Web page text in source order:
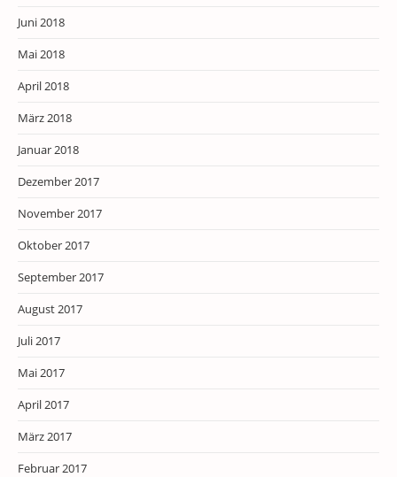
Juni 2018
Mai 2018
April 2018
März 2018
Januar 2018
Dezember 2017
November 2017
Oktober 2017
September 2017
August 2017
Juli 2017
Mai 2017
April 2017
März 2017
Februar 2017